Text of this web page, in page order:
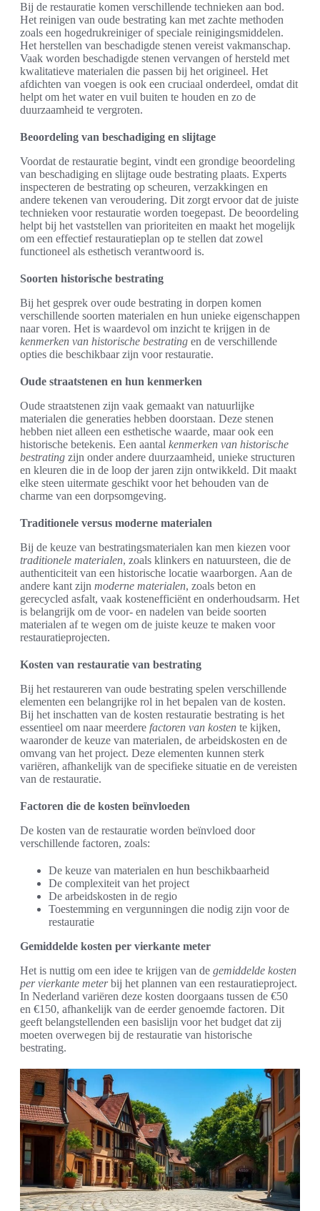
Bij de restauratie komen verschillende technieken aan bod.
Het reinigen van oude bestrating kan met zachte methoden
zoals een hogedrukreiniger of speciale reinigingsmiddelen.
Het herstellen van beschadigde stenen vereist vakmanschap.
Vaak worden beschadigde stenen vervangen of hersteld met
kwalitatieve materialen die passen bij het origineel. Het
afdichten van voegen is ook een cruciaal onderdeel, omdat dit
helpt om het water en vuil buiten te houden en zo de
duurzaamheid te vergroten.
Beoordeling van beschadiging en slijtage
Voordat de restauratie begint, vindt een grondige beoordeling
van beschadiging en slijtage oude bestrating plaats. Experts
inspecteren de bestrating op scheuren, verzakkingen en
andere tekenen van veroudering. Dit zorgt ervoor dat de juiste
technieken voor restauratie worden toegepast. De beoordeling
helpt bij het vaststellen van prioriteiten en maakt het mogelijk
om een effectief restauratieplan op te stellen dat zowel
functioneel als esthetisch verantwoord is.
Soorten historische bestrating
Bij het gesprek over oude bestrating in dorpen komen
verschillende soorten materialen en hun unieke eigenschappen
naar voren. Het is waardevol om inzicht te krijgen in de
kenmerken van historische bestrating en de verschillende
opties die beschikbaar zijn voor restauratie.
Oude straatstenen en hun kenmerken
Oude straatstenen zijn vaak gemaakt van natuurlijke
materialen die generaties hebben doorstaan. Deze stenen
hebben niet alleen een esthetische waarde, maar ook een
historische betekenis. Een aantal kenmerken van historische
bestrating zijn onder andere duurzaamheid, unieke structuren
en kleuren die in de loop der jaren zijn ontwikkeld. Dit maakt
elke steen uitermate geschikt voor het behouden van de
charme van een dorpsomgeving.
Traditionele versus moderne materialen
Bij de keuze van bestratingsmaterialen kan men kiezen voor
traditionele materialen, zoals klinkers en natuursteen, die de
authenticiteit van een historische locatie waarborgen. Aan de
andere kant zijn moderne materialen, zoals beton en
gerecycled asfalt, vaak kostenefficiënt en onderhoudsarm. Het
is belangrijk om de voor- en nadelen van beide soorten
materialen af te wegen om de juiste keuze te maken voor
restauratieprojecten.
Kosten van restauratie van bestrating
Bij het restaureren van oude bestrating spelen verschillende
elementen een belangrijke rol in het bepalen van de kosten.
Bij het inschatten van de kosten restauratie bestrating is het
essentieel om naar meerdere factoren van kosten te kijken,
waaronder de keuze van materialen, de arbeidskosten en de
omvang van het project. Deze elementen kunnen sterk
variëren, afhankelijk van de specifieke situatie en de vereisten
van de restauratie.
Factoren die de kosten beïnvloeden
De kosten van de restauratie worden beïnvloed door
verschillende factoren, zoals:
De keuze van materialen en hun beschikbaarheid
De complexiteit van het project
De arbeidskosten in de regio
Toestemming en vergunningen die nodig zijn voor de
restauratie
Gemiddelde kosten per vierkante meter
Het is nuttig om een idee te krijgen van de gemiddelde kosten
per vierkante meterbij het plannen van een restauratieproject.
In Nederland variëren deze kosten doorgaans tussen de €50
en €150, afhankelijk van de eerder genoemde factoren. Dit
geeft belangstellenden een basislijn voor het budget dat zij
moeten overwegen bij de restauratie van historische
bestrating.